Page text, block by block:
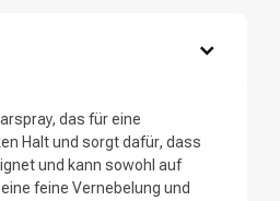
suchst du?
das für eine
Halt und sorgt dafür, dass
und kann sowohl auf
feine Vernebelung und